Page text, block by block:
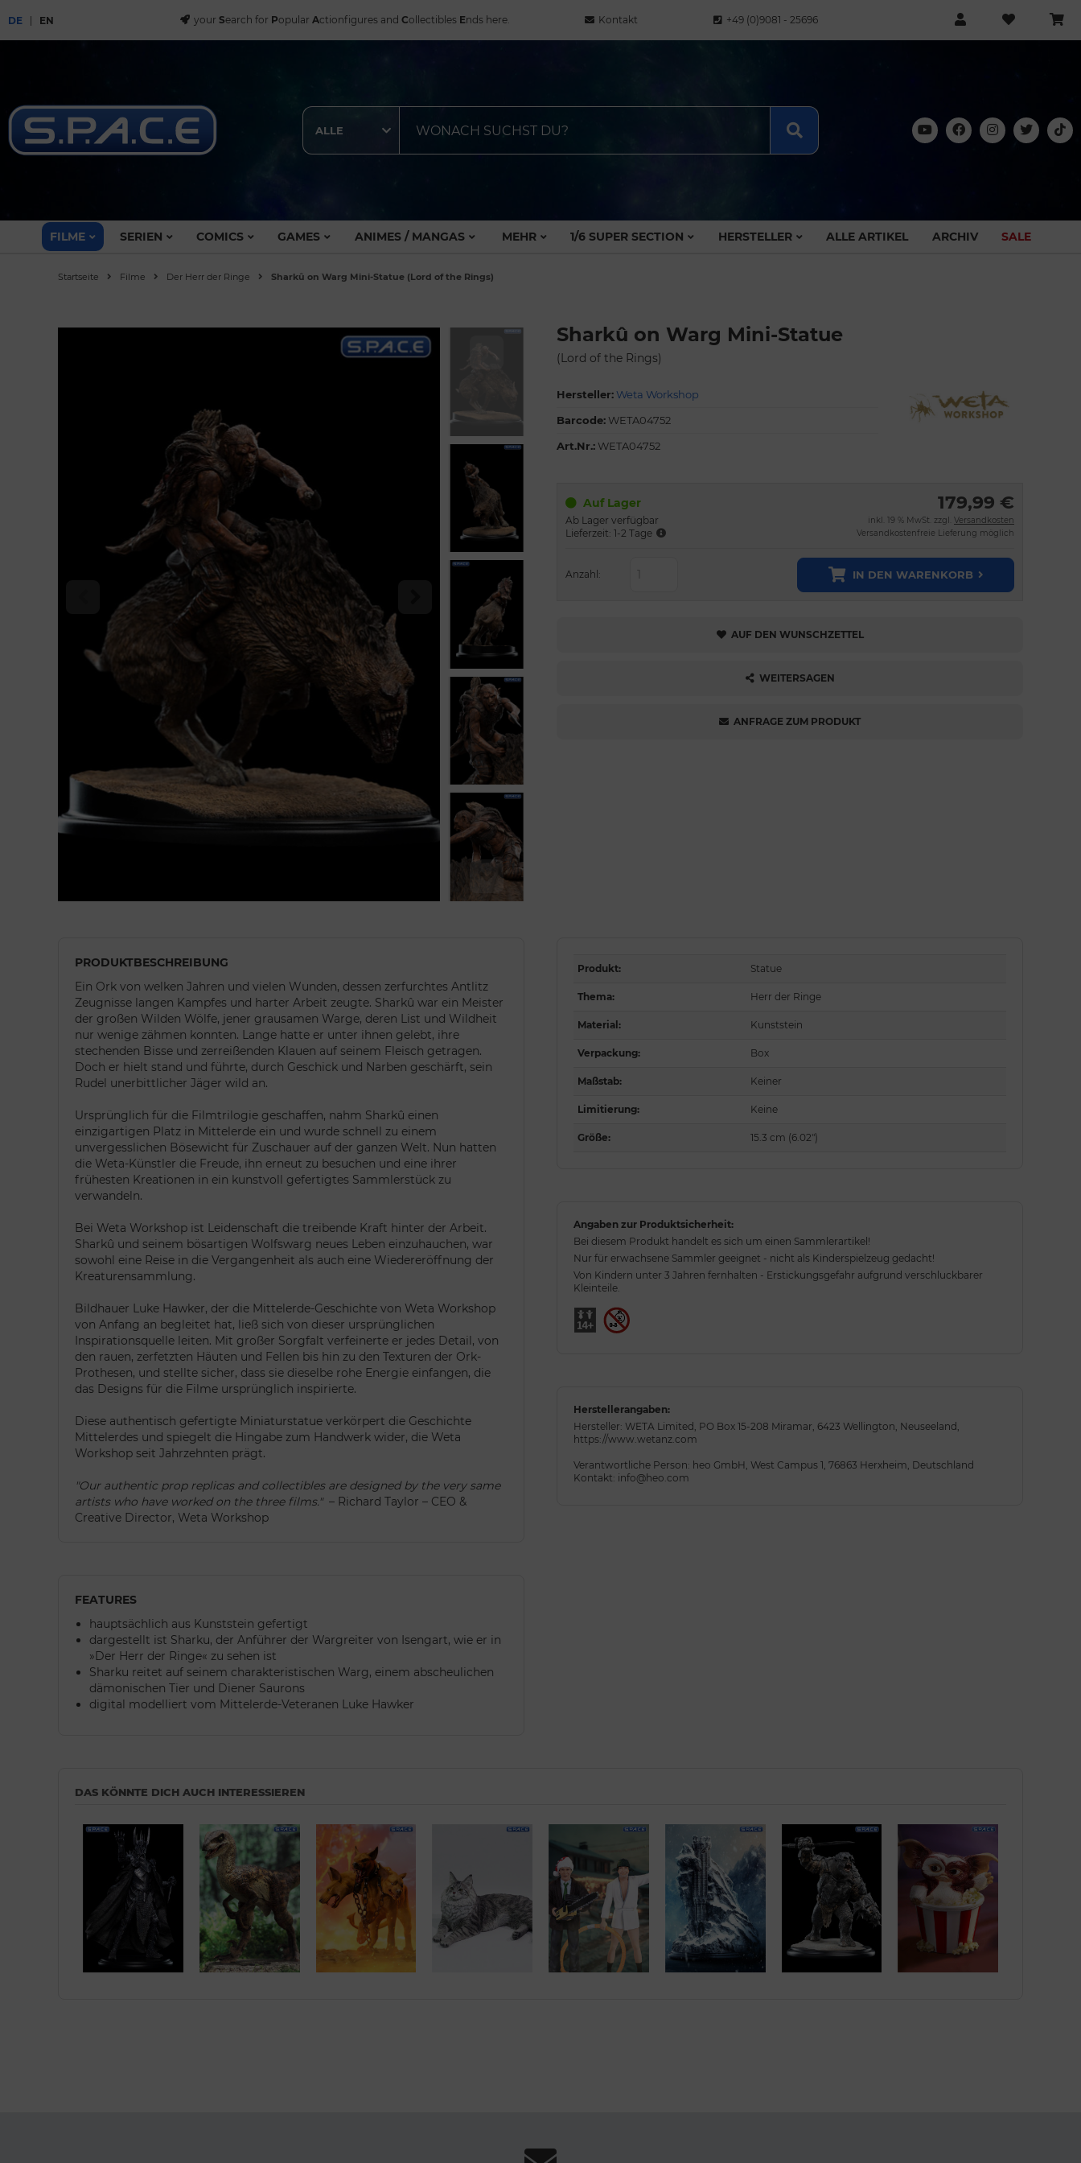
DE EN your Search for Popular Actionfigures and Collectibles Ends here. Kontakt +49 (0)9081 - 25696
ALLE
FILME SERIEN COMICS GAMES ANIMES / MANGAS MEHR 1/6 SUPER SECTION HERSTELLER ALLE ARTIKEL ARCHIV SALE
Startseite Filme Der Herr der Ringe Sharkû on Warg Mini-Statue (Lord of the Rings)
Sharkû on Warg Mini-Statue
(Lord of the Rings)
Hersteller: Weta Workshop
Barcode: WETA04752
Art.Nr.: WETA04752
Auf Lager
Ab Lager verfügbar
Lieferzeit: 1-2 Tage
179,99 €
inkl. 19 % MwSt. zzgl. Versandkosten
Versandkostenfreie Lieferung möglich
Anzahl: IN DEN WARENKORB
AUF DEN WUNSCHZETTEL
WEITERSAGEN
ANFRAGE ZUM PRODUKT
PRODUKTBESCHREIBUNG
Ein Ork von welken Jahren und vielen Wunden, dessen zerfurchtes Antlitz
Zeugnisse langen Kampfes und harter Arbeit zeugte. Sharkû war ein Meister
der großen Wilden Wölfe, jener grausamen Warge, deren List und Wildheit
nur wenige zähmen konnten. Lange hatte er unter ihnen gelebt, ihre
stechenden Bisse und zerreißenden Klauen auf seinem Fleisch getragen.
Doch er hielt stand und führte, durch Geschick und Narben geschärft, sein
Rudel unerbittlicher Jäger wild an.
Ursprünglich für die Filmtrilogie geschaffen, nahm Sharkû einen
einzigartigen Platz in Mittelerde ein und wurde schnell zu einem
unvergesslichen Bösewicht für Zuschauer auf der ganzen Welt. Nun hatten
die Weta-Künstler die Freude, ihn erneut zu besuchen und eine ihrer
frühesten Kreationen in ein kunstvoll gefertigtes Sammlerstück zu
verwandeln.
Bei Weta Workshop ist Leidenschaft die treibende Kraft hinter der Arbeit.
Sharkû und seinem bösartigen Wolfswarg neues Leben einzuhauchen, war
sowohl eine Reise in die Vergangenheit als auch eine Wiedereröffnung der
Kreaturensammlung.
Bildhauer Luke Hawker, der die Mittelerde-Geschichte von Weta Workshop
von Anfang an begleitet hat, ließ sich von dieser ursprünglichen
Inspirationsquelle leiten. Mit großer Sorgfalt verfeinerte er jedes Detail, von
den rauen, zerfetzten Häuten und Fellen bis hin zu den Texturen der Ork-
Prothesen, und stellte sicher, dass sie dieselbe rohe Energie einfangen, die
das Designs für die Filme ursprünglich inspirierte.
Diese authentisch gefertigte Miniaturstatue verkörpert die Geschichte
Mittelerdes und spiegelt die Hingabe zum Handwerk wider, die Weta
Workshop seit Jahrzehnten prägt.
"Our authentic prop replicas and collectibles are designed by the very same
artists who have worked on the three films."– Richard Taylor – CEO &
Creative Director, Weta Workshop
FEATURES
hauptsächlich aus Kunststein gefertigt
dargestellt ist Sharku, der Anführer der Wargreiter von Isengart, wie er in
»Der Herr der Ringe« zu sehen ist
Sharku reitet auf seinem charakteristischen Warg, einem abscheulichen
dämonischen Tier und Diener Saurons
digital modelliert vom Mittelerde-Veteranen Luke Hawker
Produkt: Statue
Thema: Herr der Ringe
Material: Kunststein
Verpackung: Box
Maßstab: Keiner
Limitierung: Keine
Größe: 15.3 cm (6.02")
Angaben zur Produktsicherheit:
Bei diesem Produkt handelt es sich um einen Sammlerartikel!
Nur für erwachsene Sammler geeignet - nicht als Kinderspielzeug gedacht!
Von Kindern unter 3 Jahren fernhalten - Erstickungsgefahr aufgrund verschluckbarer
Kleinteile.
Herstellerangaben:
Hersteller: WETA Limited, PO Box 15-208 Miramar, 6423 Wellington, Neuseeland,
https://www.wetanz.com
Verantwortliche Person: heo GmbH, West Campus 1, 76863 Herxheim, Deutschland
Kontakt: info@heo.com
DAS KÖNNTE DICH AUCH INTERESSIEREN